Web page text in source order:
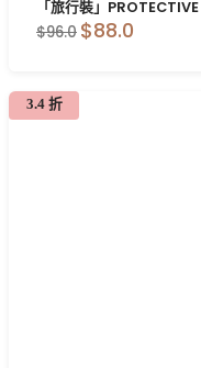
「旅行裝」
$96.0 $88.0
3.4 折